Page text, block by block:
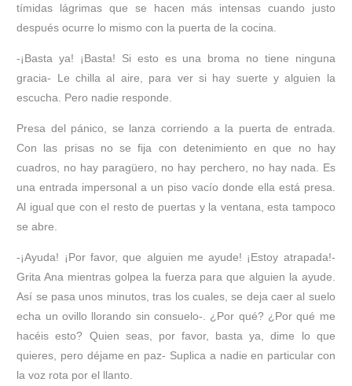
tímidas lágrimas que se hacen más intensas cuando justo
después ocurre lo mismo con la puerta de la cocina.
-¡Basta ya! ¡Basta! Si esto es una broma no tiene ninguna
gracia- Le chilla al aire, para ver si hay suerte y alguien la
escucha. Pero nadie responde.
Presa del pánico, se lanza corriendo a la puerta de entrada.
Con las prisas no se fija con detenimiento en que no hay
cuadros, no hay paragüero, no hay perchero, no hay nada. Es
una entrada impersonal a un piso vacío donde ella está presa.
Al igual que con el resto de puertas y la ventana, esta tampoco
se abre.
-¡Ayuda! ¡Por favor, que alguien me ayude! ¡Estoy atrapada!-
Grita Ana mientras golpea la fuerza para que alguien la ayude.
Así se pasa unos minutos, tras los cuales, se deja caer al suelo
echa un ovillo llorando sin consuelo-. ¿Por qué? ¿Por qué me
hacéis esto? Quien seas, por favor, basta ya, dime lo que
quieres, pero déjame en paz- Suplica a nadie en particular con
la voz rota por el llanto.